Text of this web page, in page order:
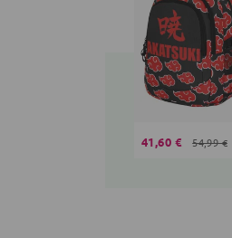
41,60 € 54,99 €